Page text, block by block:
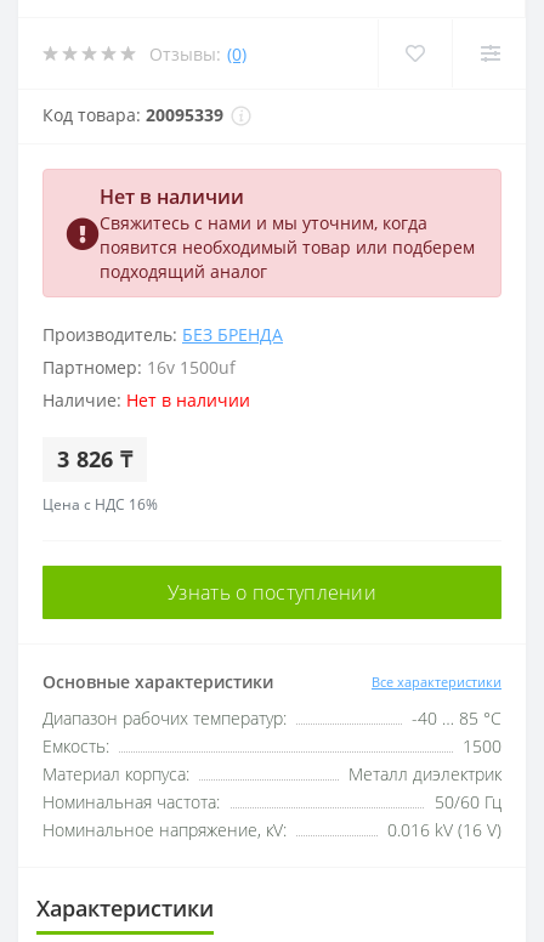
Отзывы: (0)
Код товара: 20095339
Нет в наличии
Свяжитесь с нами и мы уточним, когда
появится необходимый товар или подберем
подходящий аналог
Производитель: БЕЗ БРЕНДА
Партномер: 16v 1500uf
Наличие: Нет в наличии
3 826 ₸
Цена с НДС 16%
Узнать о поступлении
Основные характеристики Все характеристики
Диапазон рабочих температур:
-40 … 85 °C
Емкость:
1500
Материал корпуса:
Металл диэлектрик
Номинальная частота:
50/60 Гц
Номинальное напряжение, кV:
0.016 kV (16 V)
Характеристики